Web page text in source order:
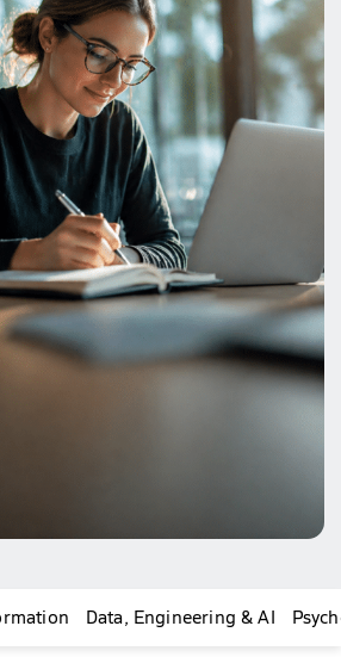
Data, Engineering & AI